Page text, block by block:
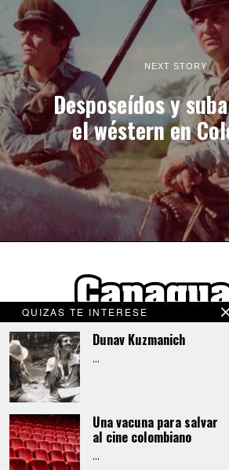
QUIZAS TE INTERESE
Dunav Kuzmanich
…
Una vacuna para salvar
al cine colombiano
…
NEXT STORY
Desposeídos y
el wéstern en
ISSN 2745-0589
© Todos los derechos